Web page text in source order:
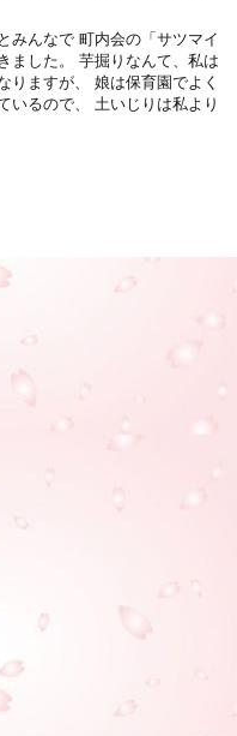
みんなで 町内会の「サツマイ
ました。 芋掘りなんて、私は
りますが、 娘は保育園でよく
いるので、 土いじりは私より